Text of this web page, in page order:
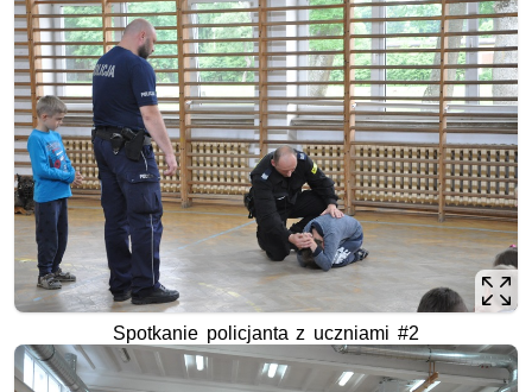
Spotkanie policjanta z uczniami #2